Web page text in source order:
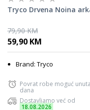
Tryco Drvena Noina
79,90 KM
59,90 KM
Brand: Tryco
Povrat robe moguć
dana
Dostavljamo već od
18.08.2026